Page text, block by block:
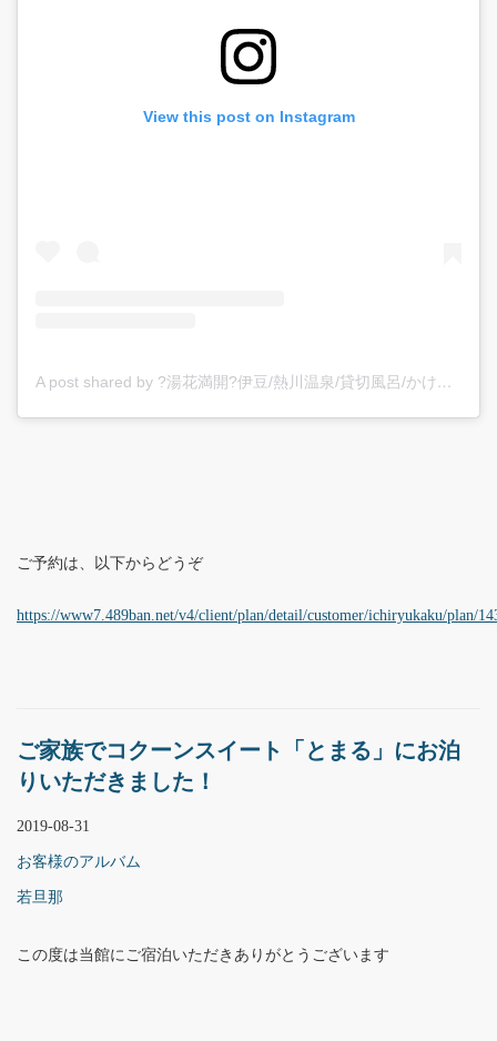
View this post on Instagram
A post shared by ?湯花満開?伊豆/熱川温泉/貸切風呂/かけ流し/カップル/旅館/静岡/海が見える (@yubanamankai)
ご予約は、以下からどうぞ
https://www7.489ban.net/v4/client/plan/detail/customer/ichiryukaku/plan/
ご家族でコクーンスイート「とまる」にお泊
りいただきました！
2019-08-31
お客様のアルバム
若旦那
この度は当館にご宿泊いただきありがとうございます